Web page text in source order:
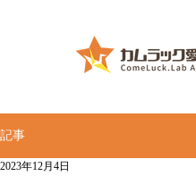
記事
2023年12月4日